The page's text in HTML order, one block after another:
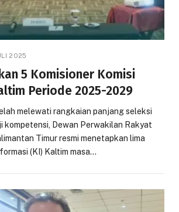
2025
5 Komisioner Komisi
Periode 2025-2029
melewati rangkaian panjang seleksi
kompetensi, Dewan Perwakilan Rakyat
Timur resmi menetapkan lima
(KI) Kaltim masa…